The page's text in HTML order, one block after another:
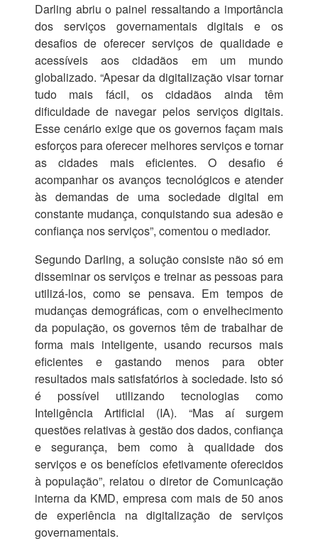
Darling abriu o painel ressaltando a importância
dos serviços governamentais digitais e os
desafios de oferecer serviços de qualidade e
acessíveis aos cidadãos em um mundo
globalizado. “Apesar da digitalização visar tornar
tudo mais fácil, os cidadãos ainda têm
dificuldade de navegar pelos serviços digitais.
Esse cenário exige que os governos façam mais
esforços para oferecer melhores serviços e tornar
as cidades mais eficientes. O desafio é
acompanhar os avanços tecnológicos e atender
às demandas de uma sociedade digital em
constante mudança, conquistando sua adesão e
confiança nos serviços”, comentou o mediador.
Segundo Darling, a solução consiste não só em
disseminar os serviços e treinar as pessoas para
utilizá-los, como se pensava. Em tempos de
mudanças demográficas, com o envelhecimento
da população, os governos têm de trabalhar de
forma mais inteligente, usando recursos mais
eficientes e gastando menos para obter
resultados mais satisfatórios à sociedade. Isto só
é possível utilizando tecnologias como
Inteligência Artificial (IA). “Mas aí surgem
questões relativas à gestão dos dados, confiança
e segurança, bem como à qualidade dos
serviços e os benefícios efetivamente oferecidos
à população”, relatou o diretor de Comunicação
interna da KMD, empresa com mais de 50 anos
de experiência na digitalização de serviços
governamentais.